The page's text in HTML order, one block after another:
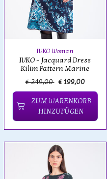
IVKO Woman
IVKO - Jacquard Dress
Kilim Pattern Marine
€ 249,00 € 199,00
ZUM WARENKORB
HINZUFÜGEN